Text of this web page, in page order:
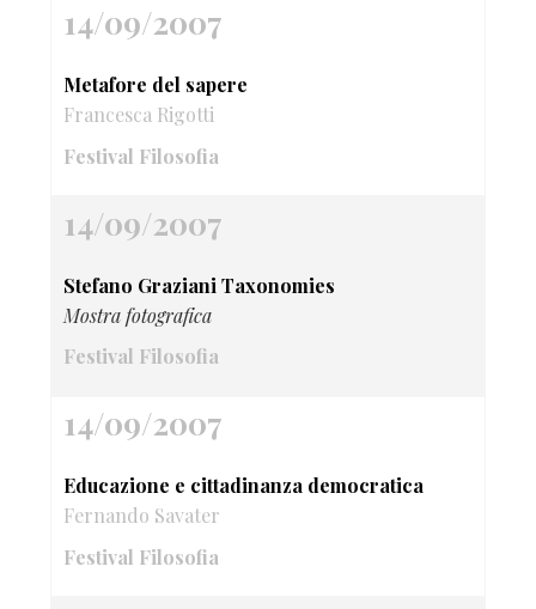
14/09/2007
Metafore del sapere
Francesca Rigotti
Festival Filosofia
14/09/2007
Stefano Graziani Taxonomies
Mostra fotografica
Festival Filosofia
14/09/2007
Educazione e cittadinanza democratica
Fernando Savater
Festival Filosofia